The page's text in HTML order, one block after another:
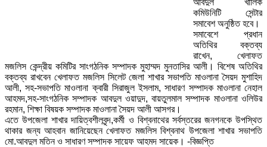
কমিউনিটি সেন্টার
সমাবেশ অনুষ্ঠিত হবে।
সমাবেশে প্রধান
অতিথির বক্তব্য
রাখেন, খেলাফত
মজলিস কেন্দ্রীয় কমিটির সাংগঠনিক সম্পাদক মুহাম্মদ মুনতাসির আলী। বিশেষ অতিথির
বক্তব্য রাখবেন খেলাফত মজলিস সিলেট জেলা শাখার সভাপতি মাওলানা সৈয়দ মুশাহিদ
আলী, সহ-সভাপতি মাওলানা ক্বারী সিরাজুল ইসলাম, সাধারণ সম্পাদক মাওলানা নেহাল
আহমদ,সহ-সাংগঠনিক সম্পাদক আবদুল ওয়াদুদ, বায়তুলমাল সম্পাদক মাওলানা ওলিউর
রহমান, শিক্ষা বিষয়ক সম্পাদক মাওলানা সৈয়দ আলী আসগর।
এতে উপজেলা শাখার দায়িত্বশীলবৃন্দ,কর্মী ও বিশ্বনাথের সর্বস্তরের জনগনকে উপস্থিত
থাকার জন্য আহবান জানিয়েছেন খেলাফত মজলিস বিশ্বনাথ উপজেলা শাখার সভাপতি
মো.আবদুল মতিন ও সাধারণ সম্পাদক সায়েফ আহমদ সায়েক। -বিজ্ঞপ্তি